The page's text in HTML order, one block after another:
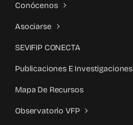
Conócenos
Asociarse
SEVIFIP CONECTA
Publicaciones E Investigaciones
Mapa De Recursos
Observatorio VFP